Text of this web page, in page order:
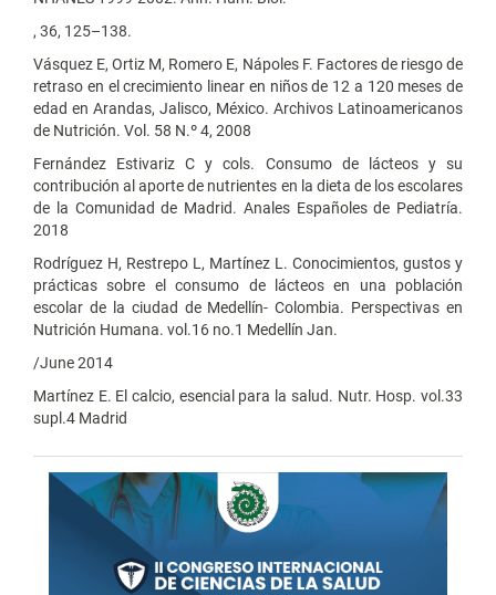
, 36, 125–138.
Vásquez E, Ortiz M, Romero E, Nápoles F. Factores de riesgo de
retraso en el crecimiento linear en niños de 12 a 120 meses de
edad en Arandas, Jalisco, México. Archivos Latinoamericanos
de Nutrición. Vol. 58 N.º 4, 2008
Fernández Estivariz C y cols. Consumo de lácteos y su
contribución al aporte de nutrientes en la dieta de los escolares
de la Comunidad de Madrid. Anales Españoles de Pediatría.
2018
Rodríguez H, Restrepo L, Martínez L. Conocimientos, gustos y
prácticas sobre el consumo de lácteos en una población
escolar de la ciudad de Medellín- Colombia. Perspectivas en
Nutrición Humana. vol.16 no.1 Medellín Jan.
/June 2014
Martínez E. El calcio, esencial para la salud. Nutr. Hosp. vol.33
supl.4 Madrid